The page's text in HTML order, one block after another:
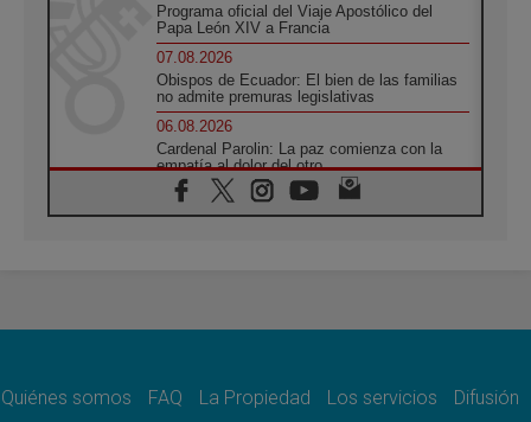
Programa oficial del Viaje Apostólico del
Papa León XIV a Francia
07.08.2026
Obispos de Ecuador: El bien de las familias
no admite premuras legislativas
06.08.2026
Cardenal Parolin: La paz comienza con la
empatía al dolor del otro
06.08.2026
Fray Marco Vianelli: Aprender el Evangelio
06.08.2026
06.08.2026
Quiénes somos FAQ La Propiedad Los servicios Difusión